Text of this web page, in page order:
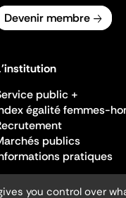
Devenir membre
public +
égalité femmes-
publics
pratiques
you control over